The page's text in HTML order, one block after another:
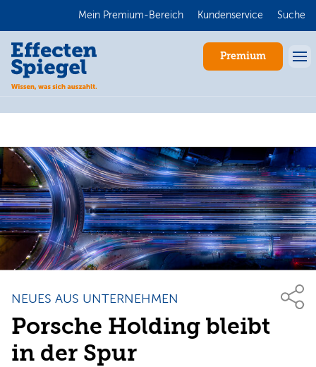
Mein Premium-Bereich Kundenservice Suche
Premium
NEUES AUS UNTERNEHMEN
Porsche Holding bleibt
in der Spur
Anmelden